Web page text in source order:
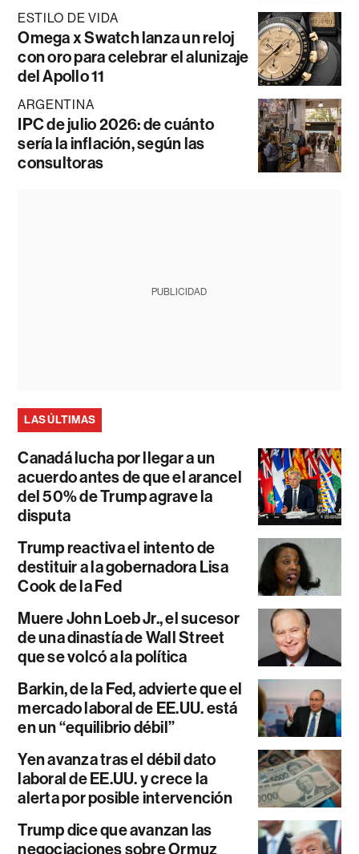
ESTILO DE VIDA
Omega x Swatch lanza un reloj
con oro para celebrar el alunizaje
del Apollo 11
ARGENTINA
IPC de julio 2026: de cuánto
sería la inflación, según las
consultoras
PUBLICIDAD
LAS ÚLTIMAS
Canadá lucha por llegar a un
acuerdo antes de que el arancel
del 50% de Trump agrave la
disputa
Trump reactiva el intento de
destituir a la gobernadora Lisa
Cook de la Fed
Muere John Loeb Jr., el sucesor
de una dinastía de Wall Street
que se volcó a la política
Barkin, de la Fed, advierte que el
mercado laboral de EE.UU. está
en un “equilibrio débil”
Yen avanza tras el débil dato
laboral de EE.UU. y crece la
alerta por posible intervención
Trump dice que avanzan las
negociaciones sobre Ormuz